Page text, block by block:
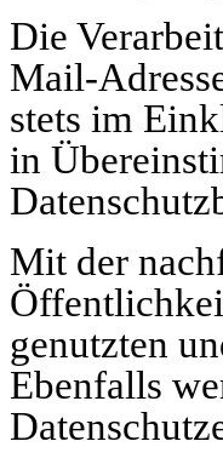
Die
Mail-
stets im
in
Mit der
genutzten
Ebenfalls